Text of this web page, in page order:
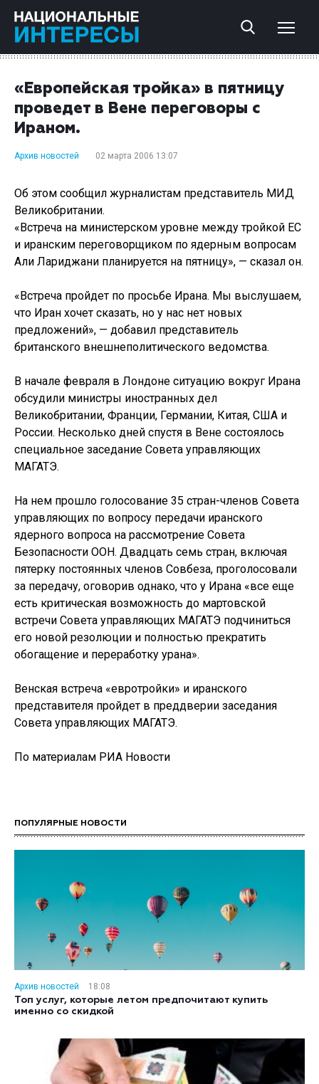
«Европейская тройка» в пятницу
проведет в Вене переговоры с
Ираном.
Архив новостей 02 марта 2006 13:07
Об этом сообщил журналистам представитель МИД
Великобритании.
«Встреча на министерском уровне между тройкой ЕС
и иранским переговорщиком по ядерным вопросам
Али Лариджани планируется на пятницу», — сказал он.
«Встреча пройдет по просьбе Ирана. Мы выслушаем,
что Иран хочет сказать, но у нас нет новых
предложений», — добавил представитель
британского внешнеполитического ведомства.
В начале февраля в Лондоне ситуацию вокруг Ирана
обсудили министры иностранных дел
Великобритании, Франции, Германии, Китая, США и
России. Несколько дней спустя в Вене состоялось
специальное заседание Совета управляющих
МАГАТЭ.
На нем прошло голосование 35 стран-членов Совета
управляющих по вопросу передачи иранского
ядерного вопроса на рассмотрение Совета
Безопасности ООН. Двадцать семь стран, включая
пятерку постоянных членов Совбеза, проголосовали
за передачу, оговорив однако, что у Ирана «все еще
есть критическая возможность до мартовской
встречи Совета управляющих МАГАТЭ подчиниться
его новой резолюции и полностью прекратить
обогащение и переработку урана».
Венская встреча «евротройки» и иранского
представителя пройдет в преддверии заседания
Совета управляющих МАГАТЭ.
По материалам РИА Новости
ПОПУЛЯРНЫЕ НОВОСТИ
Архив новостей
18:08
Топ услуг, которые летом предпочитают купить
именно со скидкой